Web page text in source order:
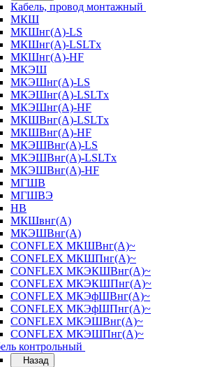
Кабель, провод монтажный
МКШ
МКШнг(А)-LS
МКШнг(А)-LSLTx
МКШнг(А)-HF
МКЭШ
МКЭШнг(А)-LS
МКЭШнг(А)-LSLTx
МКЭШнг(А)-HF
МКШВнг(A)-LSLTx
МКШВнг(А)-HF
МКЭШВнг(А)-LS
МКЭШВнг(A)-LSLTx
МКЭШВнг(А)-HF
МГШВ
МГШВЭ
НВ
МКШвнг(А)
МКЭШВнг(А)
CONFLEX МКШВнг(А)~
CONFLEX МКШПнг(А)~
CONFLEX МКЭКШВнг(А)~
CONFLEX МКЭКШПнг(А)~
CONFLEX МКЭфШВнг(А)~
CONFLEX МКЭфШПнг(А)~
CONFLEX МКЭШВнг(А)~
CONFLEX МКЭШПнг(А)~
контрольный
Назад